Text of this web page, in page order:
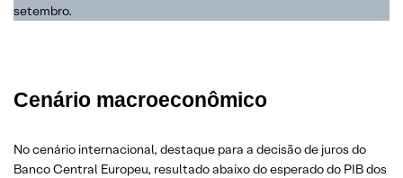
setembro.
Cenário macroeconômico
No cenário internacional, destaque para a decisão de juros do
Banco Central Europeu, resultado abaixo do esperado do PIB dos